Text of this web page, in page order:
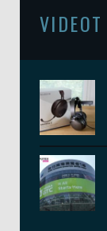
VIDEOT